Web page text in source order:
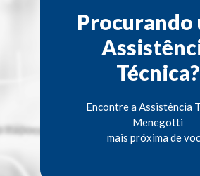
Procurando
Técnica?
Encontre a Assistência
Menegotti
mais próxima de